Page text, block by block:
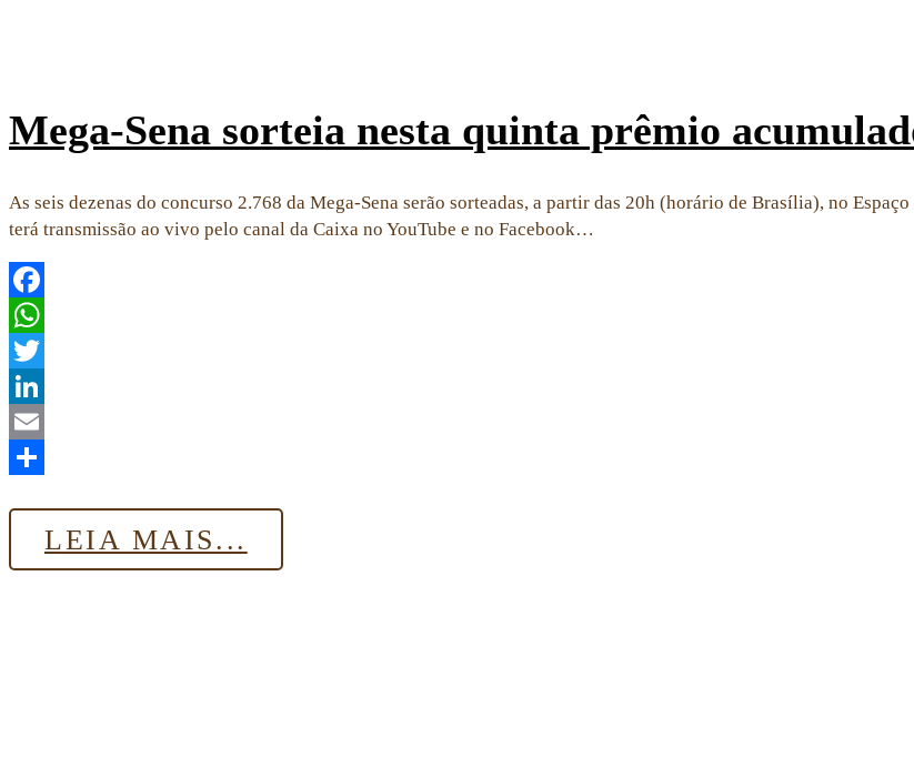
Mega-Sena sorteia nesta quinta prêmio
As seis dezenas do concurso 2.768 da Mega-Sena serão sorteadas, a partir das 20h (horário de Brasília), no
terá transmissão ao vivo pelo canal da Caixa no YouTube e no Facebook…
Facebook
WhatsApp
Twitter
LinkedIn
Email
LEIA MAIS...